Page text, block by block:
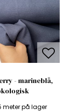
- marineblå,
meter på lager